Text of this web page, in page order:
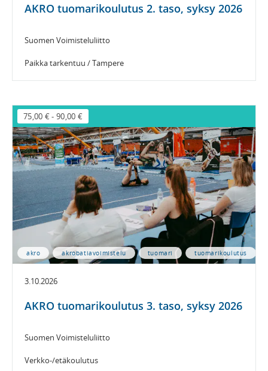
AKRO tuomarikoulutus 2. taso, syksy 2026
Suomen Voimisteluliitto
Paikka tarkentuu / Tampere
75,00 €-90,00 €
akro akrobatiavoimistelu tuomari tuomarikoulutus
3.10.2026
AKRO tuomarikoulutus 3. taso, syksy 2026
Suomen Voimisteluliitto
Verkko-/etäkoulutus